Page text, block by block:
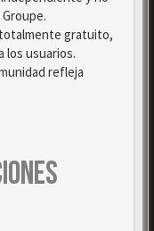
totalmente gratuito,
los usuarios.
refleja